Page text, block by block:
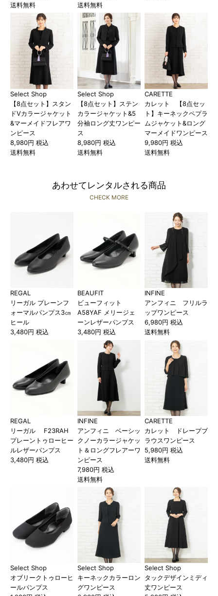
送料無料
送料無料
Select Shop
【8点セット】スタン
ドVカラージャケット
&マーメイドフレアワ
ンピース
8,980円 税込
送料無料
Select Shop
【8点セット】ステン
カラージャケット&5
分袖ロング丈ワンピー
ス
8,980円 税込
送料無料
CARETTE
カレット 【8点セッ
ト】キーネックペプラ
ムジャケット&ロング
マーメイドワンピース
9,980円 税込
送料無料
あわせてレンタルされる商品
CHECK MORE
REGAL
リーガル プレーンフ
ォーマルパンプス3㎝
ヒール
3,480円 税込
BEAUFIT
ビューフィット
A58YAF メリージェ
ーンレザーパンプス
3,480円 税込
INFINE
アンフィニ フリルラ
ップワンピース
6,980円 税込
送料無料
REGAL
リーガル F23RAH
プレーントゥローヒー
ルレザーパンプス
3,480円 税込
INFINE
アンフィニ ベーシッ
クノーカラージャケッ
ト＆ロングフレアーワ
ンピース
7,980円 税込
送料無料
CARETTE
カレット ドレープブ
ラウスワンピース
5,980円 税込
送料無料
Select Shop
オブリークトゥローヒ
ールパンプス
Select Shop
キーネックカラーロン
グワンピース
Select Shop
タックデザインミディ
丈ワンピース